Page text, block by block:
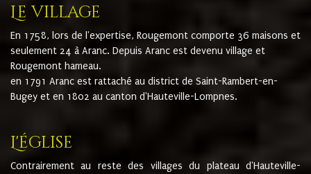
Le village
En 1758, lors de l'expertise, Rougemont comporte 36 maisons et
seulement 24 à Aranc. Depuis Aranc est devenu village et
Rougemont hameau.
en 1791 Aranc est rattaché au district de Saint-Rambert-en-
Bugey et en 1802 au canton d'Hauteville-Lompnes.
L'église
Contrairement au reste des villages du plateau d'Hauteville-